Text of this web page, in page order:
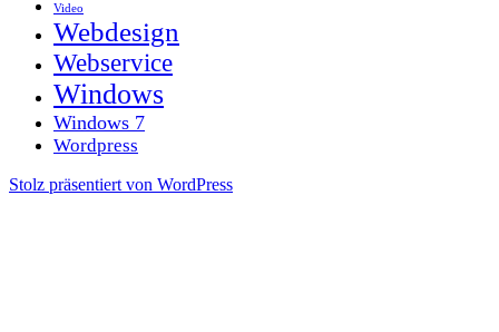
Video
Webdesign
Webservice
Windows
Windows 7
Wordpress
Stolz präsentiert von WordPress